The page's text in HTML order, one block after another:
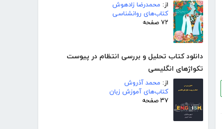
از: محمدرضا زادهوش
کتاب‌های روانشناسی
۷۲ صفحه
دانلود کتاب تحلیل و بررسی انتظام در پیوست
تکواژهای انگلیسی
از: محمد آذروش
کتاب‌های آموزش زبان
۳۷ صفحه